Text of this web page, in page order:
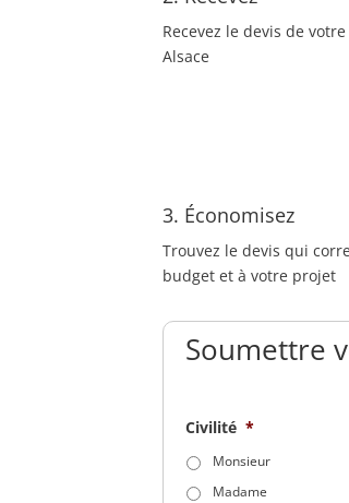
Recevez le devis de
Alsace
3. Économisez
Trouvez le devis qui
budget et à votre projet
Soumettre
Civilité *
Monsieur
Madame